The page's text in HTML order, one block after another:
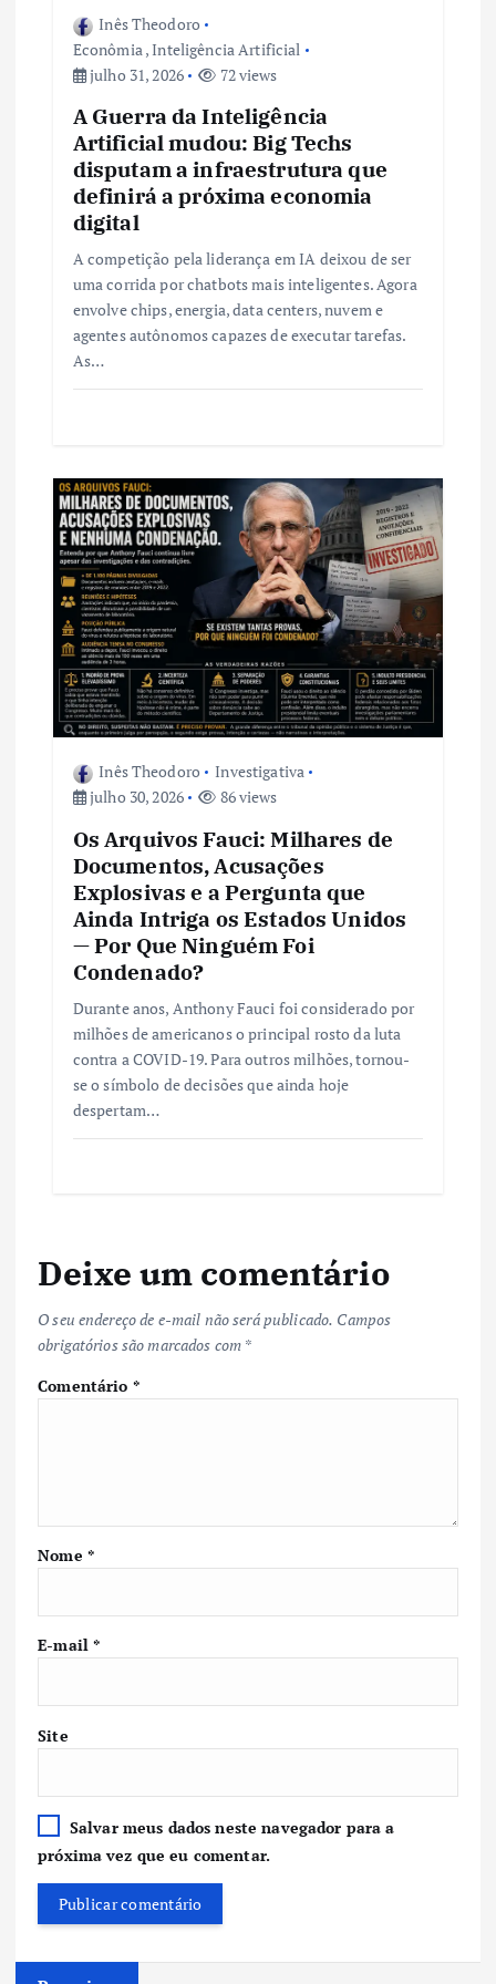
Inês Theodoro
Econômia,Inteligência Artificial
julho 31, 2026
72 views
A Guerra da Inteligência
Artificial mudou: Big Techs
disputam a infraestrutura que
definirá a próxima economia
digital
A competição pela liderança em IA deixou de ser
uma corrida por chatbots mais inteligentes. Agora
envolve chips, energia, data centers, nuvem e
agentes autônomos capazes de executar tarefas.
As…
Inês Theodoro
Investigativa
julho 30, 2026
86 views
Os Arquivos Fauci: Milhares de
Documentos, Acusações
Explosivas e a Pergunta que
Ainda Intriga os Estados Unidos
— Por Que Ninguém Foi
Condenado?
Durante anos, Anthony Fauci foi considerado por
milhões de americanos o principal rosto da luta
contra a COVID-19. Para outros milhões, tornou-
se o símbolo de decisões que ainda hoje
despertam…
Deixe um comentário
O seu endereço de e-mail não será publicado. Campos
obrigatórios são marcados com *
Comentário *
Nome *
E-mail*
Site
Salvar meus dados neste navegador para a
próxima vez que eu comentar.